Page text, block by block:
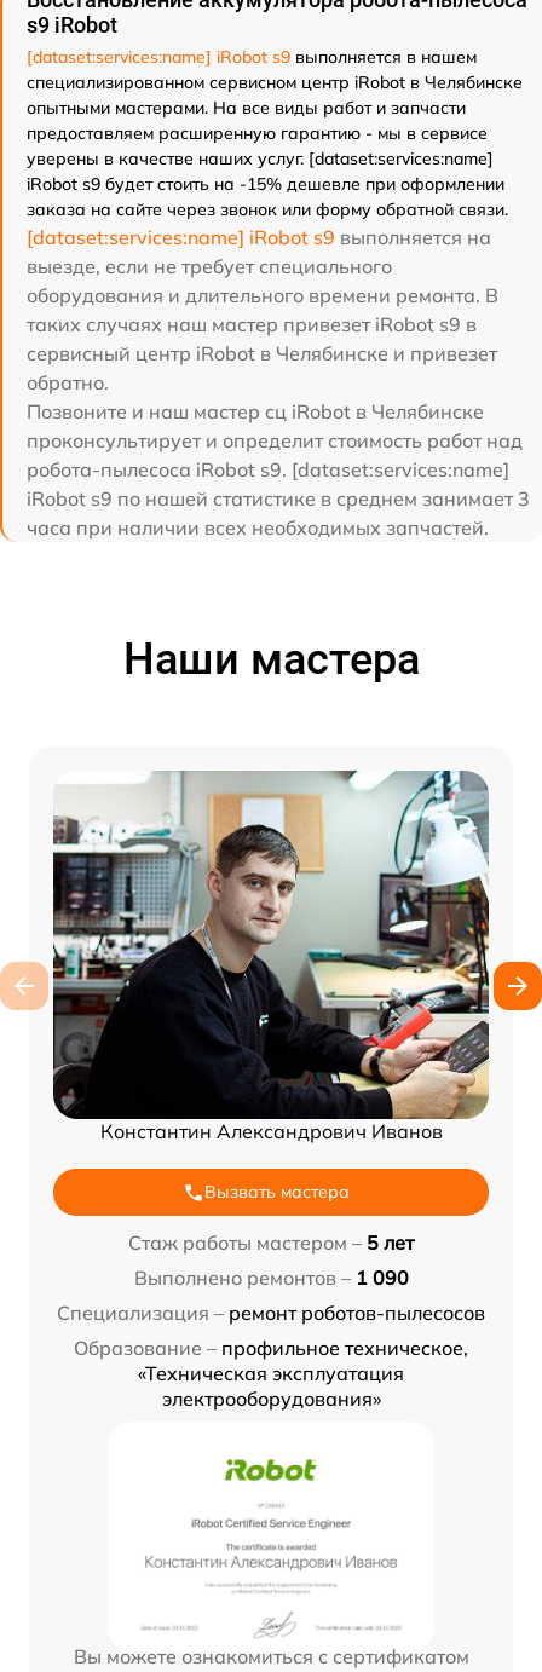
s9 iRobot
[dataset:services:name] iRobot s9 выполняется в нашем
специализированном сервисном центр iRobot в Челябинске
опытными мастерами. На все виды работ и запчасти
предоставляем расширенную гарантию - мы в сервисе
уверены в качестве наших услуг. [dataset:services:name]
iRobot s9 будет стоить на -15% дешевле при оформлении
заказа на сайте через звонок или форму обратной связи.
[dataset:services:name] iRobot s9 выполняется на
выезде, если не требует специального
оборудования и длительного времени ремонта. В
таких случаях наш мастер привезет iRobot s9 в
сервисный центр iRobot в Челябинске и привезет
обратно.
Позвоните и наш мастер сц iRobot в Челябинске
проконсультирует и определит стоимость работ над
робота-пылесоса iRobot s9. [dataset:services:name]
iRobot s9 по нашей статистике в среднем занимает 3
часа при наличии всех необходимых запчастей.
Наши мастера
Константин Александрович Иванов
Вызвать мастера
Стаж работы мастером – 5 лет
Выполнено ремонтов – 1 090
Специализация – ремонт роботов-пылесосов
Образование – профильное техническое,
«Техническая эксплуатация
электрооборудования»
Вы можете ознакомиться с сертификатом